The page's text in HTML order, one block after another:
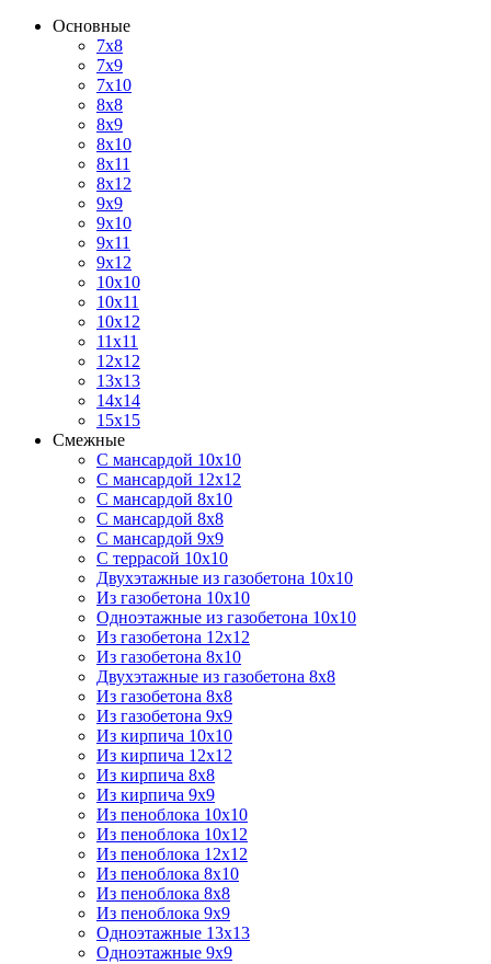
Основные
7х8
7х9
7х10
8х8
8х9
8х10
8х11
8х12
9х9
9х10
9х11
9х12
10х10
10х11
10х12
11х11
12х12
13х13
14х14
15х15
Смежные
С мансардой 10х10
С мансардой 12х12
С мансардой 8х10
С мансардой 8х8
С мансардой 9х9
С террасой 10х10
Двухэтажные из газобетона 10х10
Из газобетона 10х10
Одноэтажные из газобетона 10х10
Из газобетона 12х12
Из газобетона 8х10
Двухэтажные из газобетона 8х8
Из газобетона 8х8
Из газобетона 9х9
Из кирпича 10х10
Из кирпича 12х12
Из кирпича 8х8
Из кирпича 9х9
Из пеноблока 10х10
Из пеноблока 10х12
Из пеноблока 12х12
Из пеноблока 8х10
Из пеноблока 8х8
Из пеноблока 9х9
Одноэтажные 13х13
Одноэтажные 9х9